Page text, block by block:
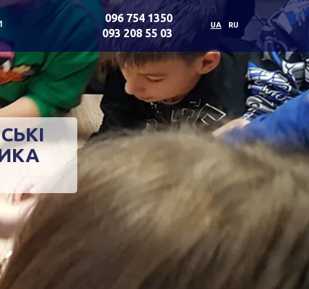
096 754 1350
093 208 55 03
UA RU